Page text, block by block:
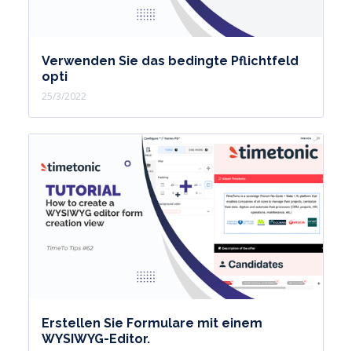
Verwenden Sie das bedingte Pflichtfeld
opti
25/3/2022
Erstellen Sie Formulare mit einem
WYSIWYG-Editor.